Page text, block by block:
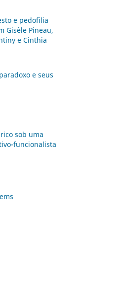
e pedofilia
Gisèle Pineau,
e Cinthia
e seus
sob uma
funcionalista